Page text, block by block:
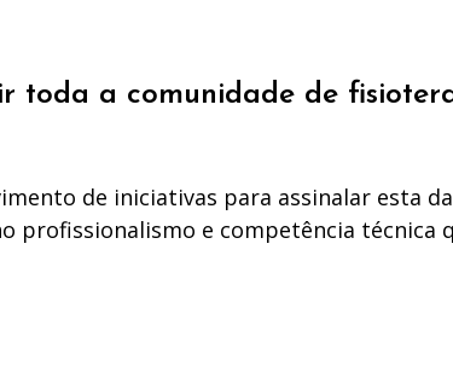
toda a comunidade de
de iniciativas para assinalar esta
profissionalismo e competência